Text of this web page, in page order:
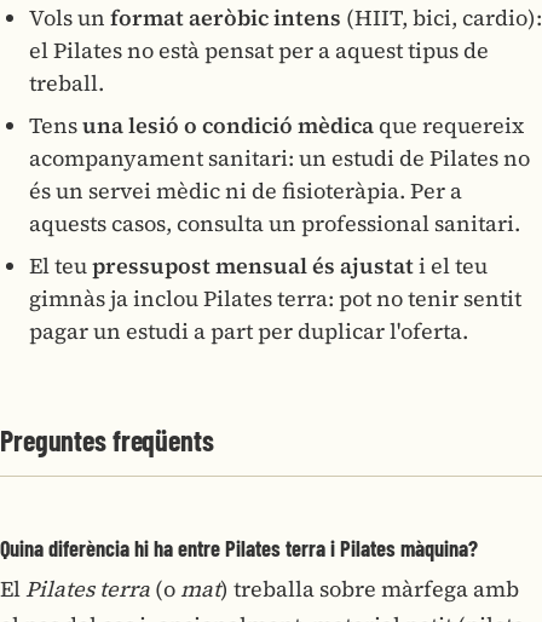
Vols un format aeròbic intens (HIIT, bici, cardio):
el Pilates no està pensat per a aquest tipus de
treball.
Tensuna lesió o condició mèdicaque requereix
acompanyament sanitari: un estudi de Pilates no
és un servei mèdic ni de fisioteràpia. Per a
aquests casos, consulta un professional sanitari.
El teupressupost mensual és ajustati el teu
gimnàs ja inclou Pilates terra: pot no tenir sentit
pagar un estudi a part per duplicar l'oferta.
Preguntes freqüents
Quina diferència hi ha entre Pilates terra i Pilates màquina?
ElPilates terra (omat) treballa sobre màrfega amb